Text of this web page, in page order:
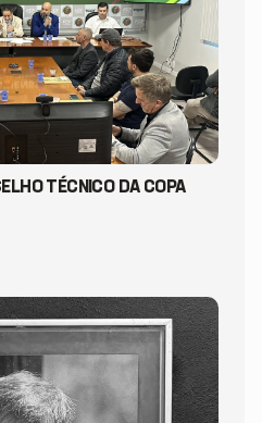
TÉCNICO DA COPA